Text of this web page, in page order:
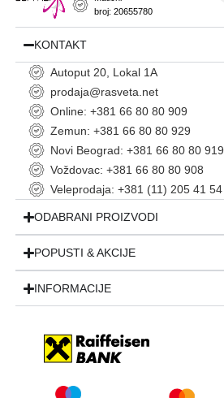
broj: 20655780
KONTAKT
Autoput 20, Lokal 1A
prodaja@rasveta.net
Online: +381 66 80 80 909
Zemun: +381 66 80 80 929
Novi Beograd: +381 66 80 80 919
Voždovac: +381 66 80 80 908
Veleprodaja: +381 (11) 205 41 54
ODABRANI PROIZVODI
POPUSTI & AKCIJE
INFORMACIJE